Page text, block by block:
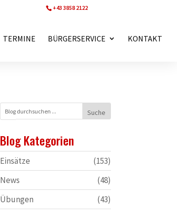
+43 3858 2122
TERMINE BÜRGERSERVICE KONTAKT
Blog Kategorien
Einsätze
(153)
News
(48)
Übungen
(43)